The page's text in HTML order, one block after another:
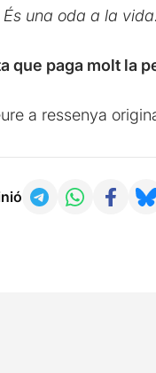
una oda a la
que paga molt la
a ressenya